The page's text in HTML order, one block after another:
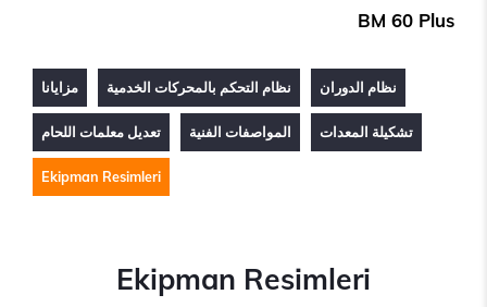
BM 60 Plus
مزايانا نظام التحكم بالمحركات الخدمية نظام الدوران
تعديل معلمات اللحام المواصفات الفنية تشكيلة المعدات
Ekipman Resimleri
Ekipman Resimleri